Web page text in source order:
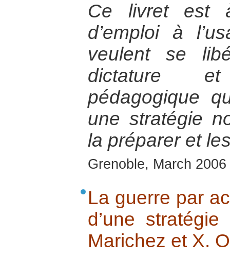
Ce livret est
d’emploi à
veulent se
dictature
pédagogique
une stratégie
la préparer et
Grenoble, March 2006
La guerre par
d’une
Marichez et X.